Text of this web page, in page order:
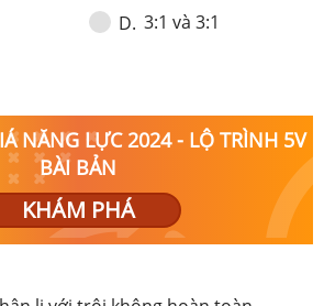
D. 3:1 và 3:1
NĂNG LỰC 2024 - LỘ TRÌNH 5V
BÀI BẢN
KHÁM PHÁ